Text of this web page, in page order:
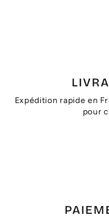
Expédition rapide en
pour